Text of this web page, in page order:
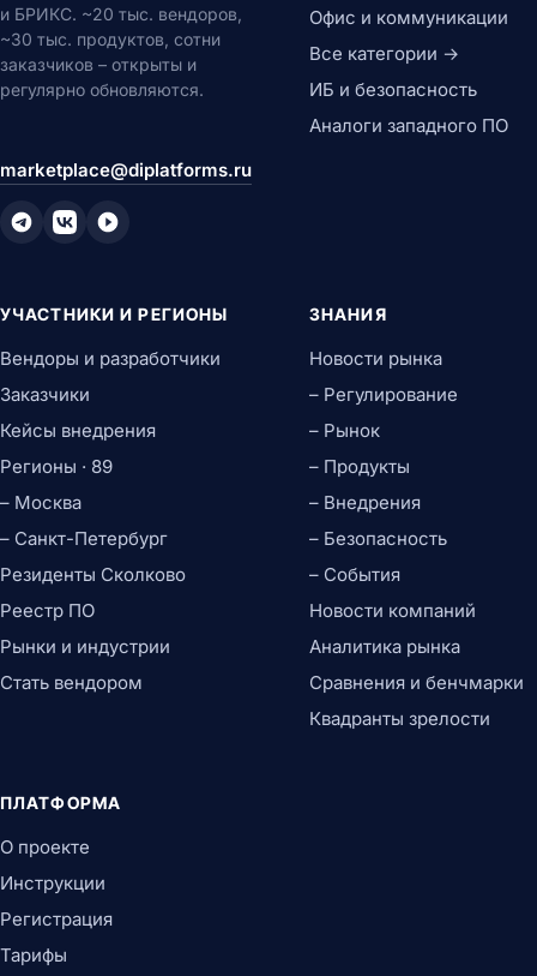
и БРИКС. ~20 тыс. вендоров,
~30 тыс. продуктов, сотни
заказчиков – открыты и
регулярно обновляются.
marketplace@diplatforms.ru
Офис и коммуникации
Все категории →
ИБ и безопасность
Аналоги западного ПО
УЧАСТНИКИ И РЕГИОНЫ
Вендоры и разработчики
Заказчики
Кейсы внедрения
Регионы · 89
– Москва
– Санкт-Петербург
Резиденты Сколково
Реестр ПО
Рынки и индустрии
Стать вендором
ЗНАНИЯ
Новости рынка
– Регулирование
– Рынок
– Продукты
– Внедрения
– Безопасность
– События
Новости компаний
Аналитика рынка
Сравнения и бенчмарки
Квадранты зрелости
ПЛАТФОРМА
О проекте
Инструкции
Регистрация
Тарифы